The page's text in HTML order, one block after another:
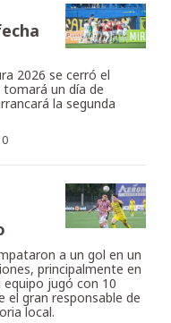
2026 se cerró el
un día de
la segunda
a un gol en un
principalmente en
jugó con 10
el gran responsable de
local.